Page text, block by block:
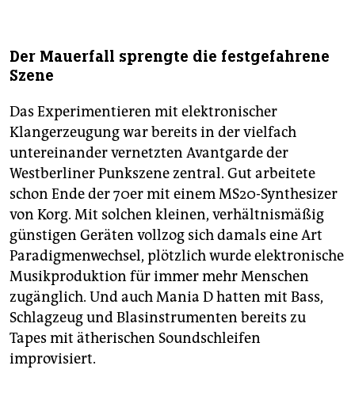
Der Mauerfall sprengte die festgefahrene
Szene
Das Experimentieren mit elektronischer
Klangerzeugung war bereits in der vielfach
untereinander vernetzten Avantgarde der
Westberliner Punkszene zentral. Gut arbeitete
schon Ende der 70er mit einem MS20-Synthesizer
von Korg. Mit solchen kleinen, verhältnismäßig
günstigen Geräten vollzog sich damals eine Art
Paradigmenwechsel, plötzlich wurde elektronische
Musikproduktion für immer mehr Menschen
zugänglich. Und auch Mania D hatten mit Bass,
Schlagzeug und Blasinstrumenten bereits zu
Tapes mit ätherischen Soundschleifen
improvisiert.